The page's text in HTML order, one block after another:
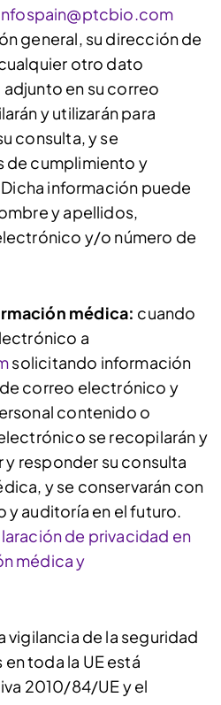
general, su dirección de
otro dato
en su correo
y utilizarán para
consulta, y se
de cumplimiento y
información puede
y apellidos,
y/o número de
médica: cuando
a
solicitando información
correo electrónico y
contenido o
se recopilarán y
y responder su consulta
y se conservarán con
auditoría en el futuro.
de privacidad en
médica y
vigilancia de la seguridad
toda la UE está
2010/84/UE y el